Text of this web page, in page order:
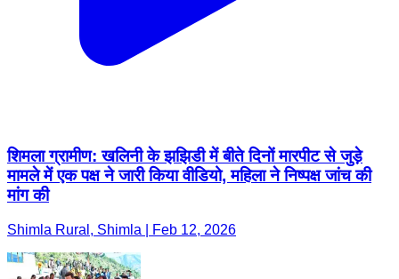
शिमला ग्रामीण: खलिनी के झझिडी में बीते दिनों मारपीट से जुड़े
मामले में एक पक्ष ने जारी किया वीडियो, महिला ने निष्पक्ष जांच की
मांग की
Shimla Rural, Shimla | Feb 12, 2026